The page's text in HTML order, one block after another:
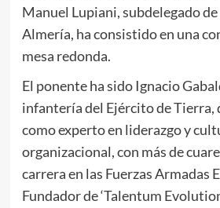
Manuel Lupiani, subdelegado
Almería, ha consistido en una
mesa redonda.
El ponente ha sido Ignacio
infantería del Ejército de Tierra,
como experto en liderazgo y
organizacional, con más de
carrera en las Fuerzas Armadas
Fundador de ‘Talentum